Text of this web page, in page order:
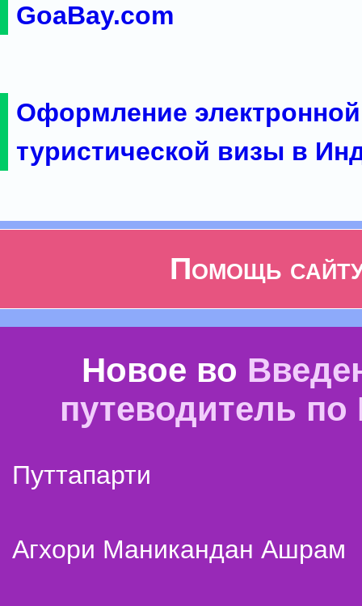
GoaBay.com
Оформление электронной
туристической визы в
Помощь
Новое во
путеводитель
Путтапарти
Агхори Маникандан Ашрам